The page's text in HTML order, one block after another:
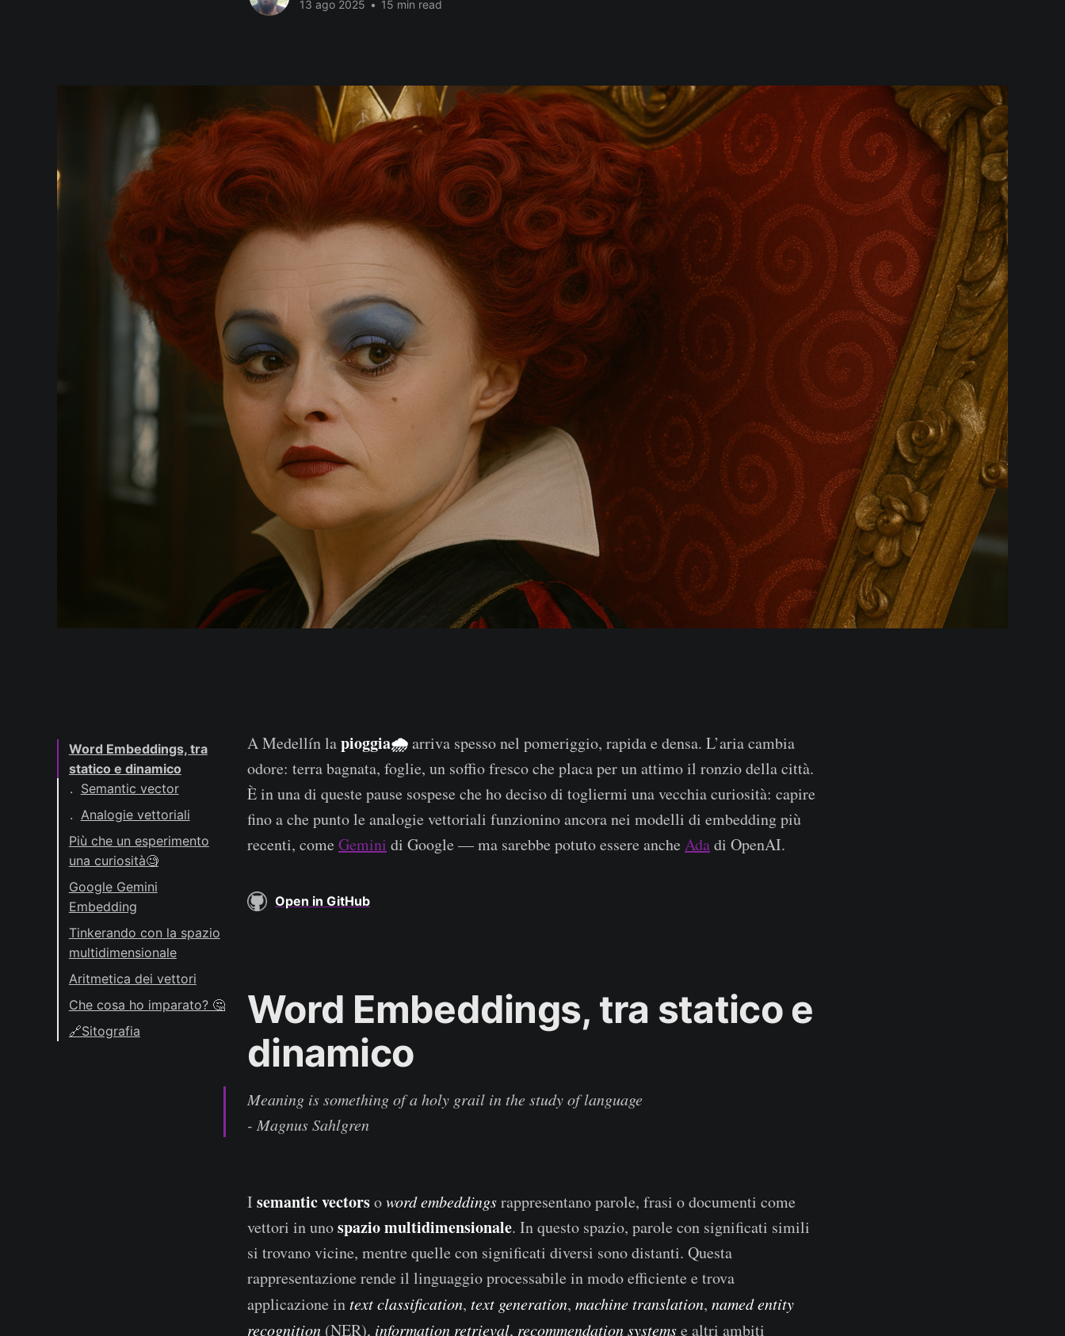
13 ago 2025 • 15 min read
Word Embeddings, tra
statico e dinamico
Semantic vector
Analogie vettoriali
Più che un esperimento
una curiosità🧐
Google Gemini
Embedding
Tinkerando con la spazio
multidimensionale
Dimensionalità
Proprietà spaziali
Definizioni brevi
Aritmetica dei vettori
Relazioni di genere
Relazioni di genere
Che cosa ho imparato? 🤔
🔗Sitografia
A Medellín lapioggia🌧️arriva spesso nel pomeriggio, rapida e densa. L’aria cambia
odore: terra bagnata, foglie, un soffio fresco che placa per un attimo il ronzio della città.
È in una di queste pause sospese che ho deciso di togliermi una vecchia curiosità: capire
fino a che punto le analogie vettoriali funzionino ancora nei modelli di embedding più
recenti, come Gemini di Google — ma sarebbe potuto essere anche Adadi OpenAI.
Open in GitHub
Word Embeddings, tra statico e
dinamico
Meaning is something of a holy grail in the study of language
- Magnus Sahlgren
I semantic vectorsoword embeddingsrappresentano parole, frasi o documenti come
vettori in unospazio multidimensionale. In questo spazio, parole con significati simili
si trovano vicine, mentre quelle con significati diversi sono distanti. Questa
rappresentazione rende il linguaggio processabile in modo efficiente e trova
applicazione intext classification, text generation, machine translation, named entity
recognition (NER), information retrieval, recommendation systemse altri ambiti